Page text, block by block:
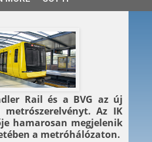
Berlinben
Rail és a BVG az új
Az IK
hamarosan megjelenik
a metróhálózaton.